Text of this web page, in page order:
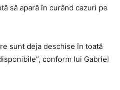
să apară în curând cazuri pe
sunt deja deschise în toată
conform lui Gabriel